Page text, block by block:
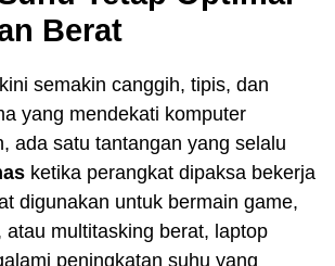
Berat
semakin canggih, tipis, dan
yang mendekati komputer
ada satu tantangan yang selalu
ketika perangkat dipaksa bekerja
digunakan untuk bermain game,
atau multitasking berat, laptop
peningkatan suhu yang